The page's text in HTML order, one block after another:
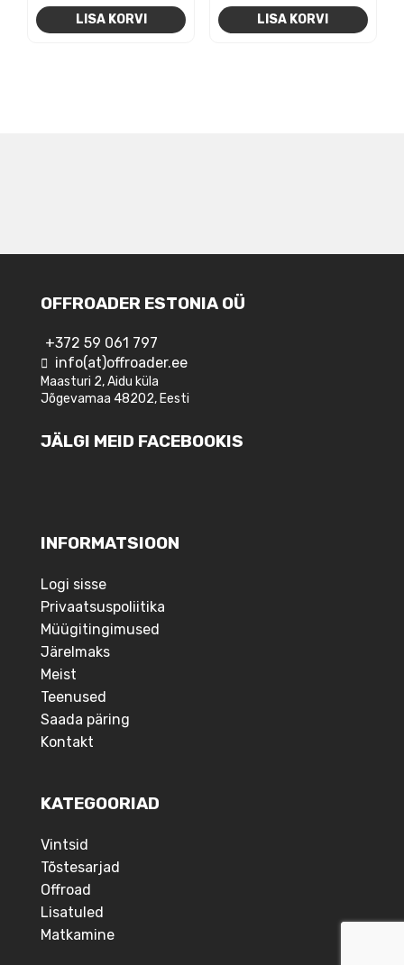
LISA KORVI LISA KORVI
OFFROADER ESTONIA OÜ
+372 59 061 797
info(at)offroader.ee
Maasturi 2, Aidu küla
Jõgevamaa 48202, Eesti
JÄLGI MEID FACEBOOKIS
INFORMATSIOON
Logi sisse
Privaatsuspoliitika
Müügitingimused
Järelmaks
Meist
Teenused
Saada päring
Kontakt
KATEGOORIAD
Vintsid
Tõstesarjad
Offroad
Lisatuled
Matkamine